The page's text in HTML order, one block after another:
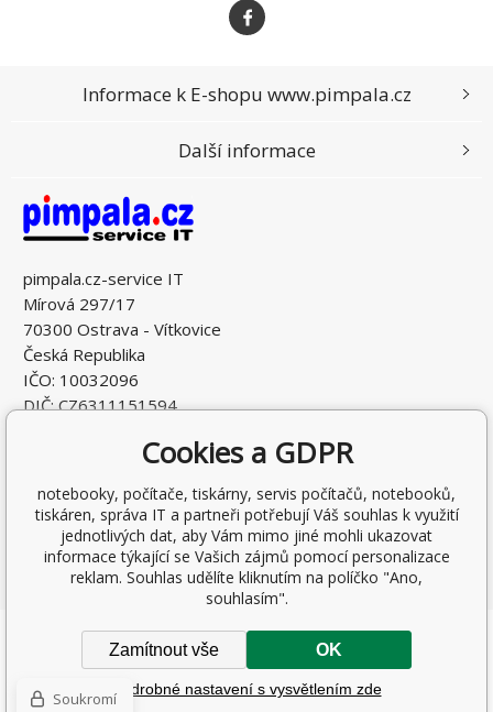
pimpala.cz-service IT
Mírová 297/17
70300 Ostrava - Vítkovice
Česká Republika
IČO: 10032096
DIČ: CZ6311151594
Informace k E-shopu www.pimpala.cz
Další informace
Copyright © 2026 Ing. Antonín Pohludka
Všechna práva vyhrazena.
Tvorbu webové stránkyzajistilBINARGON.cz-Mapa stránek
Cookies a GDPR
notebooky, počítače, tiskárny, servis počítačů, notebooků,
tiskáren, správa IT a partneři potřebují Váš souhlas k využití
jednotlivých dat, aby Vám mimo jiné mohli ukazovat
informace týkající se Vašich zájmů pomocí personalizace
reklam. Souhlas udělíte kliknutím na políčko "Ano,
souhlasím".
Zamítnout vše OK
Podrobné nastavení s vysvětlením zde
Soukromí